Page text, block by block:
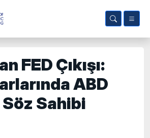
FED Çıkışı:
ABD
Söz Sahibi